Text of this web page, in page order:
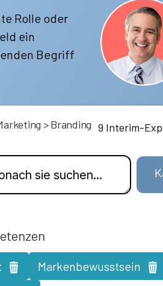
Rolle oder
ein
Begriff
9 Interim-
>Branding
Markenbewusstsein